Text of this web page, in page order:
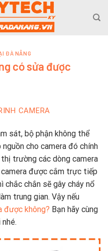
ĐÀ NẴNG
có sửa được
CAMERA
sát, bộ phận không thể
cho camera đó chính
trường các dòng camera
được cắm trực tiếp
chắc chắn sẽ gây cháy nổ
trung gian. Vậy nếu
được không? Bạn hãy cùng